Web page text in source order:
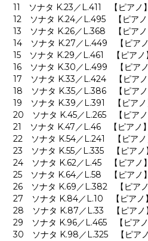
11 ソナタ K.23／L.411 【ピアノ
12 ソナタ K.24／L.495 【ピアノ
13 ソナタ K.26／L.368 【ピアノ
14 ソナタ K.27／L.449 【ピアノ
15 ソナタ K.29／L.461 【ピアノ
16 ソナタ K.30／L.499 【ピアノ
17 ソナタ K.33／L.424 【ピアノ
18 ソナタ K.35／L.386 【ピアノ
19 ソナタ K.39／L.391 【ピアノ
20 ソナタ K.45／L.265 【ピアノ
21 ソナタ K.47／L.46 【ピアノ
22 ソナタ K.54／L.241 【ピアノ
23 ソナタ K.55／L.335 【ピアノ
24 ソナタ K.62／L.45 【ピアノ
25 ソナタ K.64／L.58 【ピアノ
26 ソナタ K.69／L.382 【ピアノ
27 ソナタ K.84／L.10 【ピアノ
28 ソナタ K.87／L.33 【ピアノ
29 ソナタ K.96／L.465 【ピアノ
30 ソナタ K.98／L.325 【ピアノ